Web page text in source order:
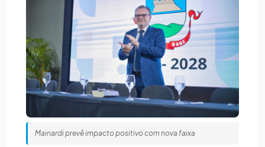
Mainardi prevê impacto positivo com nova faixa